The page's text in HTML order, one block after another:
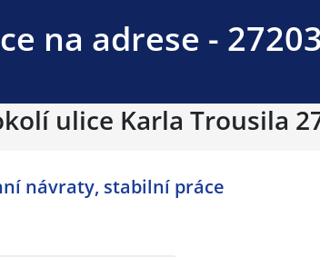
na adrese -
ulice Karla Trousila
návraty, stabilní práce